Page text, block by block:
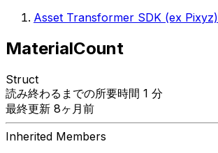
Asset Transformer SDK (ex Pixyz)
MaterialCount
Struct
読み終わるまでの所要時間 1 分
最終更新 8ヶ月前
Inherited Members